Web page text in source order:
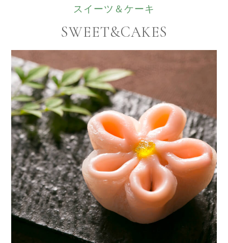
スイーツ＆ケーキ
SWEET&CAKES